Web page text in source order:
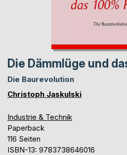
Die Dämmlüge und
Die Baurevolution
Christoph Jaskulski
Industrie & Technik
Paperback
116 Seiten
ISBN-13: 9783738646016